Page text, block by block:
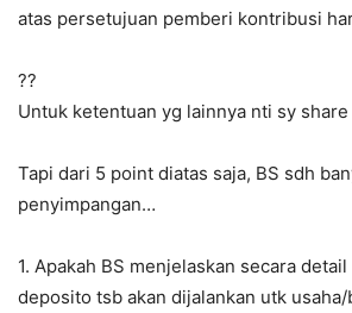
atas persetujuan pemberi kontribusi
??
Untuk ketentuan yg lainnya nti sy
Tapi dari 5 point diatas saja, BS sdh
penyimpangan…
1. Apakah BS menjelaskan secara
deposito tsb akan dijalankan utk